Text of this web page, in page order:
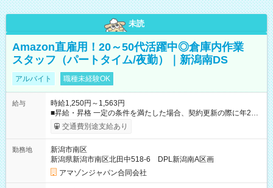
未読
Amazon直雇用！20～50代活躍中◎倉庫内作業
スタッフ（パートタイム/夜勤）｜新潟南DS
アルバイト 職種未経験OK
給与
時給1,250円～1,563円
■昇給・昇格 一定の条件を満たした場合、契約更新の際に年2回
まで昇給の機会があります。 ■正社員登用制度あり ※月末締/翌
月25日支払い ※時間外手当、別途支給 ※深夜割増賃金 (22:00～
☆Amazon直雇用で安定して働けます！ 【試用期間】試用期間
あり 試用期間の長さ：1週間 雇用形態、給与は本採用時と同じ
です。
交通費別途支給あり
勤務地
新潟市南区
新潟県新潟市南区北田中518-6 DPL新潟南A区画
アマゾンジャパン合同会社